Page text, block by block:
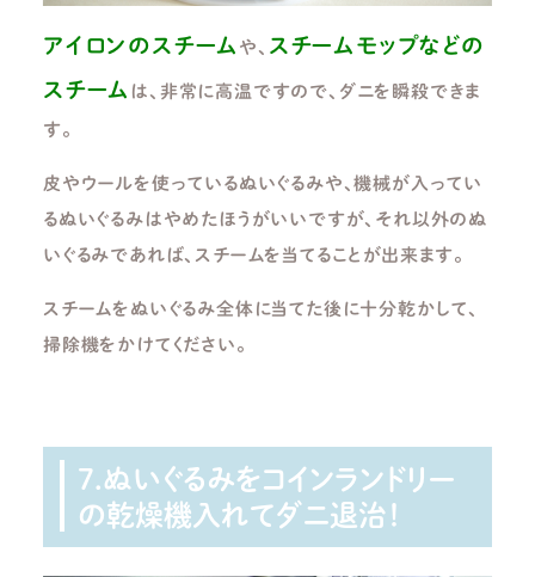
アイロンのスチーム や、 スチームモップなどの
スチーム は、非常に高温ですので、ダニを瞬殺できま
す。
皮やウールを使っているぬいぐるみや、機械が入ってい
るぬいぐるみはやめたほうがいいですが、それ以外のぬ
いぐるみであれば、スチームを当てることが出来ます。
スチームをぬいぐるみ全体に当てた後に十分乾かして、
掃除機をかけてください。
7.ぬいぐるみをコインランドリー
の乾燥機入れてダニ退治！